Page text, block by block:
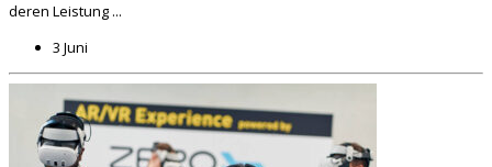
deren Leistung ...
3 Juni